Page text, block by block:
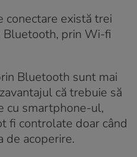
conectare există trei
Bluetooth, prin Wi-fi
Bluetooth sunt mai
că trebuie să
cu smartphone-ul,
fi controlate doar când
de acoperire.